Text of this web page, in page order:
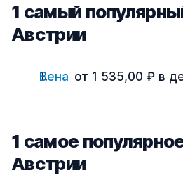
1 cамый
Австрии
Вена от 1 535,00 ₽ в
1 cамое
Австрии